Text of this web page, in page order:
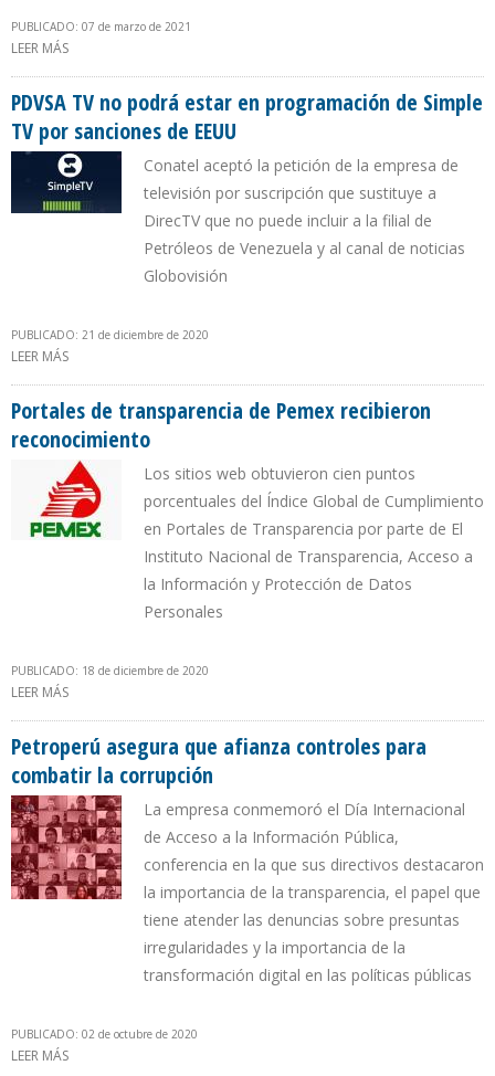
PUBLICADO: 07 de marzo de 2021
LEER MÁS
PDVSA TV no podrá estar en programación de Simple
TV por sanciones de EEUU
Conatel aceptó la petición de la empresa de
televisión por suscripción que sustituye a
DirecTV que no puede incluir a la filial de
Petróleos de Venezuela y al canal de noticias
Globovisión
PUBLICADO: 21 de diciembre de 2020
LEER MÁS
Portales de transparencia de Pemex recibieron
reconocimiento
Los sitios web obtuvieron cien puntos
porcentuales del Índice Global de Cumplimiento
en Portales de Transparencia por parte de El
Instituto Nacional de Transparencia, Acceso a
la Información y Protección de Datos
Personales
PUBLICADO: 18 de diciembre de 2020
LEER MÁS
Petroperú asegura que afianza controles para
combatir la corrupción
La empresa conmemoró el Día Internacional
de Acceso a la Información Pública,
conferencia en la que sus directivos destacaron
la importancia de la transparencia, el papel que
tiene atender las denuncias sobre presuntas
irregularidades y la importancia de la
transformación digital en las políticas públicas
PUBLICADO: 02 de octubre de 2020
LEER MÁS